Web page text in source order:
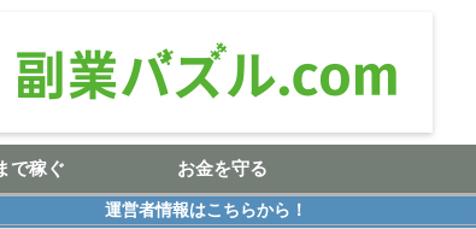
で稼ぐ お金を守る
運営者情報はこちらから！